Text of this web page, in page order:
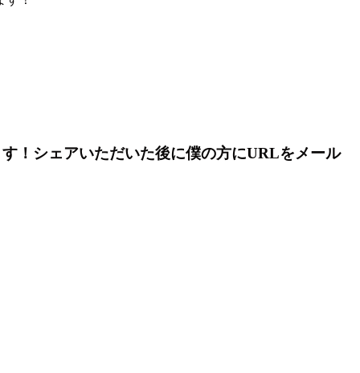
！シェアいただいた後に僕の方にURLをメール